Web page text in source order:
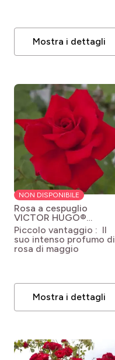
Mostra i dettagli
NON DISPONIBILE
Rosa a cespuglio
VICTOR HUGO®
Meivestal Rosa
'Meivestal' VICTOR
HUGO®
Piccolo vantaggio : Il
suo intenso profumo di
rosa di maggio
Mostra i dettagli